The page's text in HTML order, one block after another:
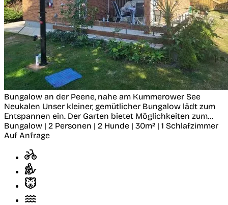
Bungalow an der Peene, nahe am Kummerower See
Neukalen Unser kleiner, gemütlicher Bungalow lädt zum
Entspannen ein. Der Garten bietet Möglichkeiten zum...
Bungalow | 2 Personen | 2 Hunde | 30m² | 1 Schlafzimmer
Auf Anfrage